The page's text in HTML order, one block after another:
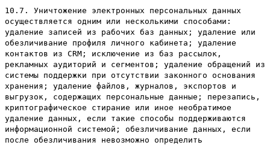
10.7. Уничтожение электронных персональных данных
осуществляется одним или несколькими способами:
удаление записей из рабочих баз данных; удаление или
обезличивание профиля личного кабинета; удаление
контактов из CRM; исключение из баз рассылок,
рекламных аудиторий и сегментов; удаление обращений из
системы поддержки при отсутствии законного основания
хранения; удаление файлов, журналов, экспортов и
выгрузок, содержащих персональные данные; перезапись,
криптографическое стирание или иное необратимое
удаление данных, если такие способы поддерживаются
информационной системой; обезличивание данных, если
после обезличивания невозможно определить